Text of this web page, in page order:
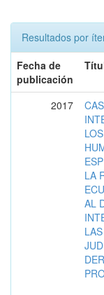
Resultados por
Fecha de
publicación
2017
LA
AL